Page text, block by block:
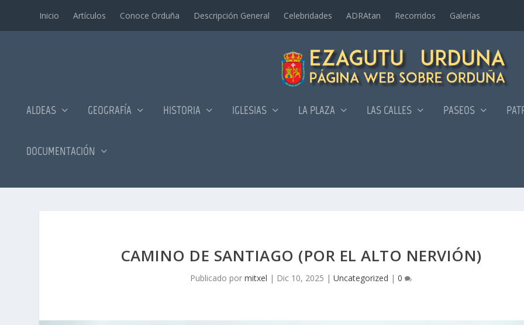
Inicio Artí­culos Conoce Orduña Descripción General Celebridades ADRAtan Recorridos Galerí­as
ALDEAS GEOGRAFÍA HISTORIA IGLESIAS LA PLAZA LAS CALLES PASEOS
DOCUMENTACIÓN
CAMINO DE SANTIAGO (POR EL ALTO NERVIÓN)
Publicado pormitxel | Dic 10, 2025 |Uncategorized |0